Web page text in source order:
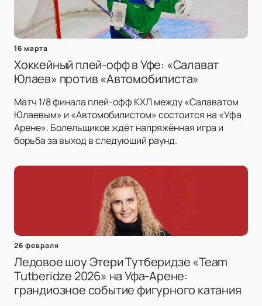
16 марта
Хоккейный плей-офф в Уфе: «Салават
Юлаев» против «Автомобилиста»
Матч 1/8 финала плей-офф КХЛ между «Салаватом
Юлаевым» и «Автомобилистом» состоится на «Уфа
Арене». Болельщиков ждёт напряжённая игра и
борьба за выход в следующий раунд.
26 февраля
Ледовое шоу Этери Тутберидзе «Team
Tutberidze 2026» на Уфа-Арене:
грандиозное событие фигурного катания